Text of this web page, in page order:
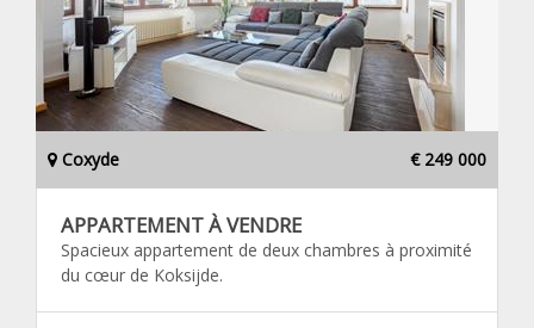
Coxyde € 249 000
APPARTEMENT À VENDRE
Spacieux appartement de deux chambres à proximité
du cœur de Koksijde.